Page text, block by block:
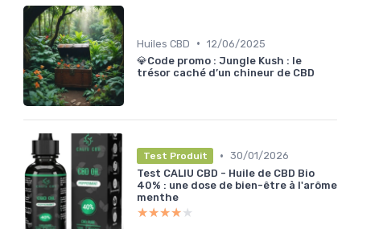
Huiles CBD • 12/06/2025
💎Code promo : Jungle Kush : le
trésor caché d’un chineur de CBD
Test Produit • 30/01/2026
Test CALIU CBD - Huile de CBD Bio
40% : une dose de bien-être à l'arôme
menthe
★★★★★
★★★★★